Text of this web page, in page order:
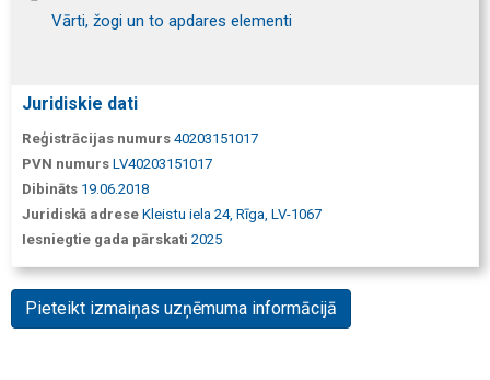
Vārti, žogi un to apdares elementi
Juridiskie dati
Reģistrācijas numurs 40203151017
PVN numurs LV40203151017
Dibināts 19.06.2018
Juridiskā adrese Kleistu iela 24, Rīga, LV-1067
Iesniegtie gada pārskati 2025
Pieteikt izmaiņas uzņēmuma informācijā